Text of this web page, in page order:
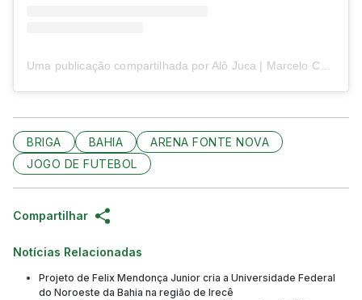
Uma publicação compartilhada por Alô Juca | Marcelo Castro (@alojuca)
BRIGA BAHIA
ARENA FONTE NOVA
JOGO DE FUTEBOL
Compartilhar
Notícias Relacionadas
Projeto de Felix Mendonça Junior cria a Universidade Federal
do Noroeste da Bahia na região de Irecê